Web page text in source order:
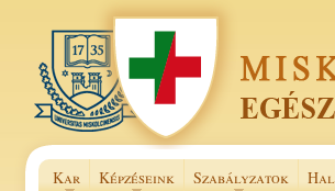
Kar Képzéseink Szabályzatok